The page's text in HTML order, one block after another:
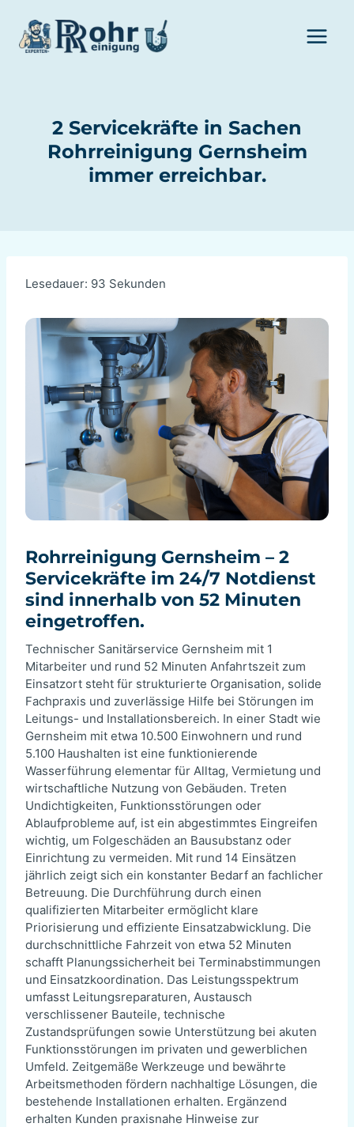
Inhalt
springen
2 Servicekräfte in Sachen
Rohrreinigung Gernsheim
immer erreichbar.
Lesedauer: 93 Sekunden
Rohrreinigung Gernsheim – 2
Servicekräfte im 24/7 Notdienst
sind innerhalb von 52 Minuten
eingetroffen.
Technischer Sanitärservice Gernsheim mit 1
Mitarbeiter und rund 52 Minuten Anfahrtszeit zum
Einsatzort steht für strukturierte Organisation, solide
Fachpraxis und zuverlässige Hilfe bei Störungen im
Leitungs- und Installationsbereich. In einer Stadt wie
Gernsheim mit etwa 10.500 Einwohnern und rund
5.100 Haushalten ist eine funktionierende
Wasserführung elementar für Alltag, Vermietung und
wirtschaftliche Nutzung von Gebäuden. Treten
Undichtigkeiten, Funktionsstörungen oder
Ablaufprobleme auf, ist ein abgestimmtes Eingreifen
wichtig, um Folgeschäden an Bausubstanz oder
Einrichtung zu vermeiden. Mit rund 14 Einsätzen
jährlich zeigt sich ein konstanter Bedarf an fachlicher
Betreuung. Die Durchführung durch einen
qualifizierten Mitarbeiter ermöglicht klare
Priorisierung und effiziente Einsatzabwicklung. Die
durchschnittliche Fahrzeit von etwa 52 Minuten
schafft Planungssicherheit bei Terminabstimmungen
und Einsatzkoordination. Das Leistungsspektrum
umfasst Leitungsreparaturen, Austausch
verschlissener Bauteile, technische
Zustandsprüfungen sowie Unterstützung bei akuten
Funktionsstörungen im privaten und gewerblichen
Umfeld. Zeitgemäße Werkzeuge und bewährte
Arbeitsmethoden fördern nachhaltige Lösungen, die
bestehende Installationen erhalten. Ergänzend
erhalten Kunden praxisnahe Hinweise zur